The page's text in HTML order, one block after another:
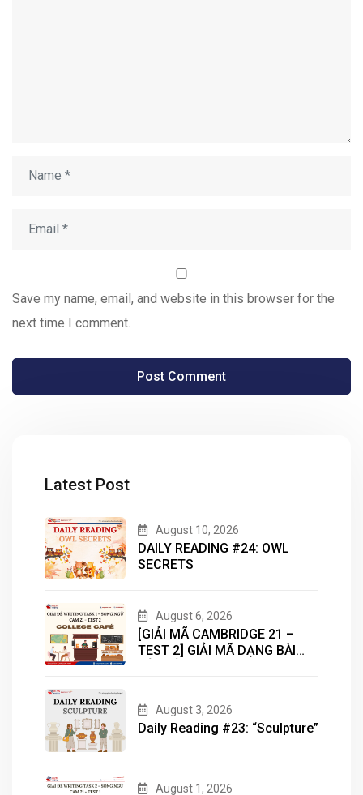
Save my name, email, and website in this browser for the
next time I comment.
Latest Post
August 10, 2026
DAILY READING #24: OWL
SECRETS
August 6, 2026
[GIẢI MÃ CAMBRIDGE 21 –
TEST 2] GIẢI MÃ DẠNG BÀI
August 3, 2026
Daily Reading #23: “Sculpture”
August 1, 2026